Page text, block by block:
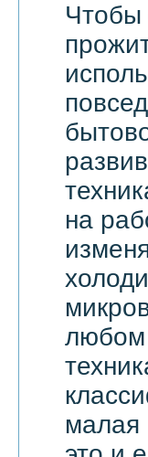
Чтобы
на
любом
малая